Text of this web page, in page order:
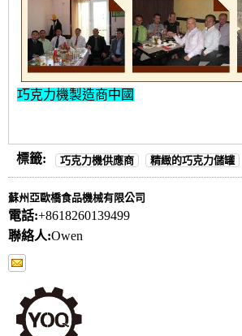
巧克力機製造商中國
標籤: 巧克力機供應商 精緻的巧克力儲罐
蘇州亞歐橋食品機械有限公司
電話:+8618260139499
聯絡人:Owen